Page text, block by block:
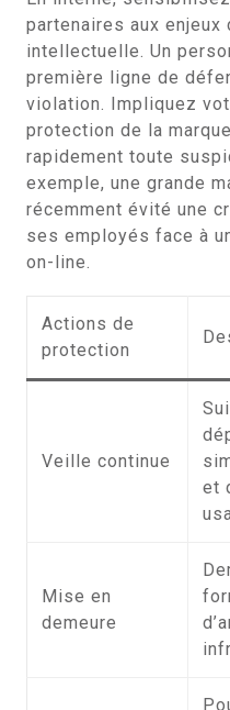
partenaires aux enjeux
intellectuelle. Un
première ligne de
violation. Impliquez
protection de la
rapidement toute
exemple, une grande
récemment évité une
ses employés face à
on-line.
Actions de
protection
Veille continue
et
Mise en
demeure